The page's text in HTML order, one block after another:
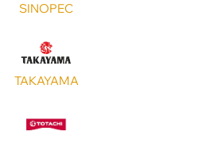
SINOPEC
TAKAYAMA